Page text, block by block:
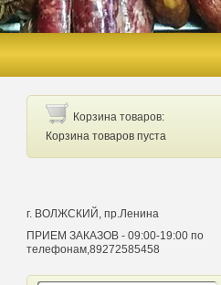
Корзина товаров:
Корзина товаров пуста
г. ВОЛЖСКИЙ, пр.Ленина
ПРИЕМ ЗАКАЗОВ - 09:00-19:00 по
телефонам,89272585458